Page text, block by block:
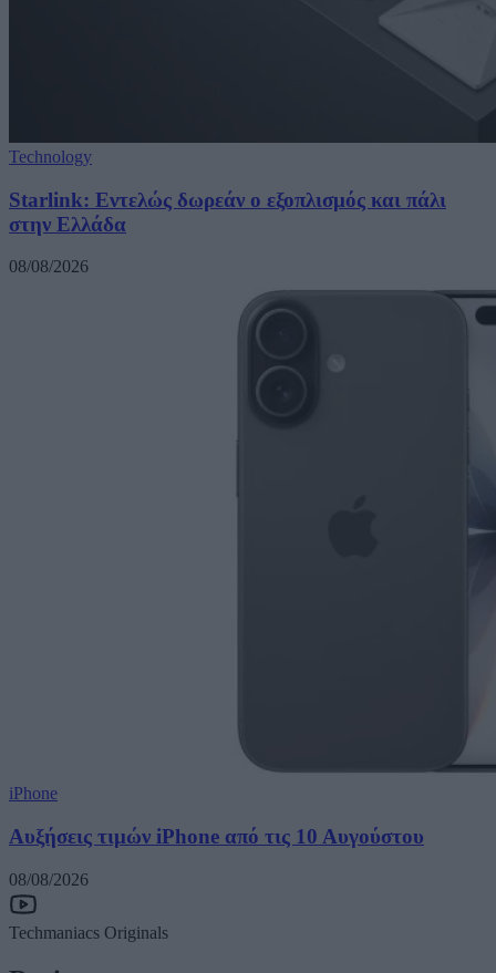
Technology
Starlink: Εντελώς δωρεάν ο εξοπλισμός και πάλι
στην Ελλάδα
08/08/2026
iPhone
Αυξήσεις τιμών iPhone από τις 10 Αυγούστου
08/08/2026
Techmaniacs Originals